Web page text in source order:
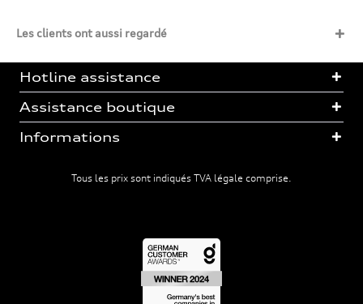
Les clients ont aussi regardé
Hotline assistance
Assistance boutique
Informations
Tous les prix sont indiqués TVA légale comprise.